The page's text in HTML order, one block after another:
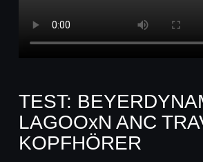
TEST:
LAGOOxN ANC
KOPFHÖRER